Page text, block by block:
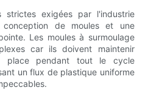
strictes exigées par l'industrie
conception de moules et une
Les moules à surmoulage
car ils doivent maintenir
place pendant tout le cycle
un flux de plastique uniforme